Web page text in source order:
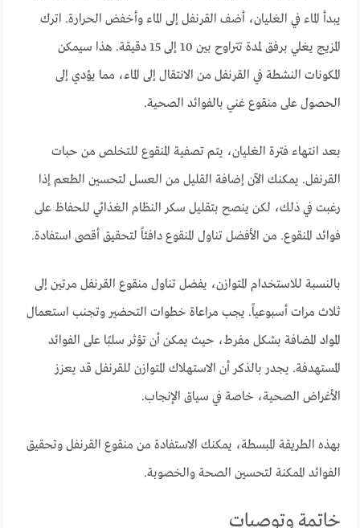
يبدأ الماء في الغليان، أضف القرنفل إلى الماء وأخفض الحرارة. اترك
المزيج يغلي برفق لمدة تتراوح بين 10 إلى 15 دقيقة. هذا سيمكن
المكونات النشطة في القرنفل من الانتقال إلى الماء، مما يؤدي إلى
الحصول على منقوع غني بالفوائد الصحية.
بعد انتهاء فترة الغليان، يتم تصفية المنقوع للتخلص من حبات
القرنفل. يمكنك الآن إضافة القليل من العسل لتحسين الطعم إذا
رغبت في ذلك، لكن ينصح بتقليل سكر النظام الغذائي للحفاظ على
فوائد المنقوع. من الأفضل تناول المنقوع دافئاً لتحقيق أقصى استفادة.
بالنسبة للاستخدام المتوازن، يفضل تناول منقوع القرنفل مرتين إلى
ثلاث مرات أسبوعياً. يجب مراعاة خطوات التحضير وتجنب استعمال
المواد المضافة بشكل مفرط، حيث يمكن أن تؤثر سلبًا على الفوائد
المستهدفة. يجدر بالذكر أن الاستهلاك المتوازن للقرنفل قد يعزز
الأغراض الصحية، خاصة في سياق الإنجاب.
بهذه الطريقة المبسطة، يمكنك الاستفادة من منقوع القرنفل وتحقيق
الفوائد الممكنة لتحسين الصحة والخصوبة.
خاتمة وتوصيات